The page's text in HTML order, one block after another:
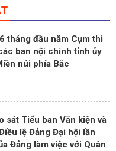
tháng đầu năm Cụm thi
ban nội chính tỉnh ủy
núi phía Bắc
sát Tiểu ban Văn kiện và
lệ Đảng Đại hội lần
Đảng làm việc với Quân